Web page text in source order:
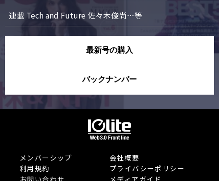
連載 Tech and Future 佐々木俊尚…等
最新号の購入
バックナンバー
メンバーシップ
会社概要
利用規約
プライバシーポリシー